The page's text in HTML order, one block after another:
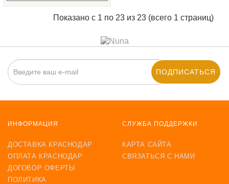
Показано с 1 по 23 из 23 (всего 1 страниц)
ПОДПИСАТЬСЯ
ИНФОРМАЦИЯ
ДОСТАВКА КРАСНОДАР
ОПЛАТА КРАСНОДАР
ДОГОВОР ОФЕРТЫ
ПОЛИТИКА
СЛУЖБА ПОДДЕРЖКИ
КАРТА САЙТА
СВЯЗАТЬСЯ С НАМИ